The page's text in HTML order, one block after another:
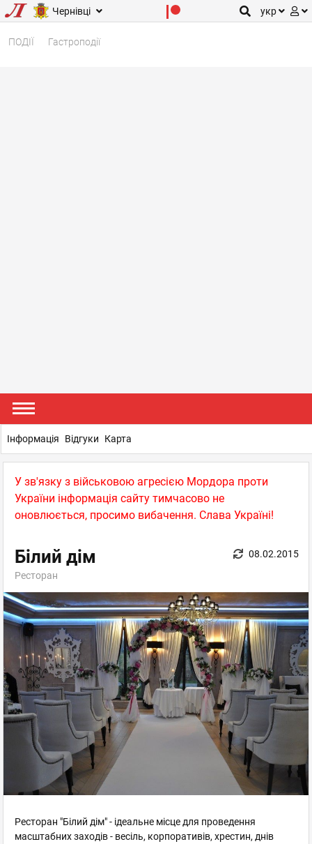
Чернівці укр
ПОДІЇ Гастроподії
У зв'язку з військовою агресією Мордора проти
України інформація сайту тимчасово не
оновлюється, просимо вибачення. Слава Україні!
Білий дім
Ресторан
08.02.2015
Ресторан "Білий дім" - ідеальне місце для проведення
масштабних заходів - весіль, корпоративів, хрестин, днів
Інформація Відгуки Карта